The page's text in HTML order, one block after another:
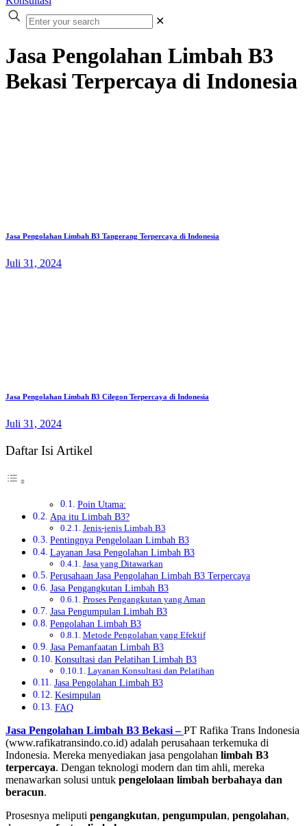
✕
Jasa Pengolahan Limbah B3
Bekasi Terpercaya di Indonesia
Jasa Pengolahan Limbah B3 Tangerang Terpercaya di Indonesia
Juli 31, 2024
Jasa Pengolahan Limbah B3 Cilegon Terpercaya di Indonesia
Juli 31, 2024
Daftar Isi Artikel
Poin Utama:
Apa itu Limbah B3?
Jenis-jenis Limbah B3
Pentingnya Pengelolaan Limbah B3
Layanan Jasa Pengolahan Limbah B3
Jasa yang Ditawarkan
Perusahaan Jasa Pengolahan Limbah B3 Terpercaya
Jasa Pengangkutan Limbah B3
Proses Pengangkutan yang Aman
Jasa Pengumpulan Limbah B3
Pengolahan Limbah B3
Metode Pengolahan yang Efektif
Jasa Pemanfaatan Limbah B3
Konsultasi dan Pelatihan Limbah B3
Layanan Konsultasi dan Pelatihan
Jasa Pengolahan Limbah B3
Kesimpulan
FAQ
Jasa Pengolahan Limbah B3 Bekasi –PT Rafika Trans Indonesia
(www.rafikatransindo.co.id) adalah perusahaan terkemuka di
Indonesia. Mereka menyediakan jasa pengolahan limbah B3
terpercaya. Dengan teknologi modern dan tim ahli, mereka
menawarkan solusi untuk pengelolaan limbah berbahaya dan
beracun.
Prosesnya meliputi pengangkutan, pengumpulan, pengolahan,